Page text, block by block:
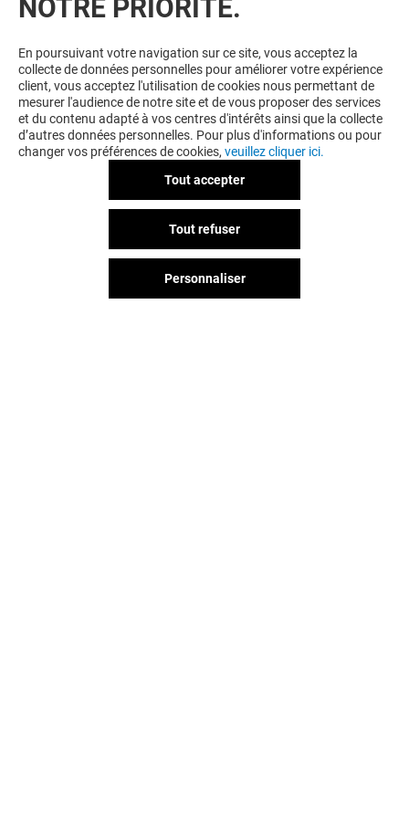
autres remises ou opérations en cours, et
NOTRE PRIORITÉ.
En poursuivant votre navigation sur ce site, vous acceptez la
collecte de données personnelles pour améliorer votre expérience
client, vous acceptez l'utilisation de cookies nous permettant de
mesurer l'audience de notre site et de vous proposer des services
et du contenu adapté à vos centres d'intérêts ainsi que la collecte
d’autres données personnelles. Pour plus d'informations ou pour
changer vos préférences de cookies, veuillez cliquer ici.
Tout accepter
Tout refuser
Personnaliser